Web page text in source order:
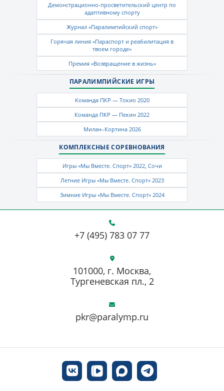
Демонстрационно-просветительский центр по
адаптивному спорту
Журнал «Паралимпийский спорт»
Горячая линия «Параспорт и реабилитация в
твоем городе»
Премия «Возвращение в жизнь»
ПАРАЛИМПИЙСКИЕ ИГРЫ
Команда ПКР — Токио 2020
Команда ПКР — Пекин 2022
Милан–Кортина 2026
КОМПЛЕКСНЫЕ СОРЕВНОВАНИЯ
Игры «Мы Вместе. Спорт» 2022, Сочи
Летние Игры «Мы Вместе. Спорт» 2023
Зимние Игры «Мы Вместе. Спорт» 2024
+7 (495) 783 07 77
pkr@paralymp.ru
101000, г. Москва,
Тургеневская пл., 2